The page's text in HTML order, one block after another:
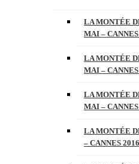
LA MONTÉE
MAI –
LA MONTÉE
MAI –
LA MONTÉE
MAI –
LA MONTÉE
– CANNES 2016